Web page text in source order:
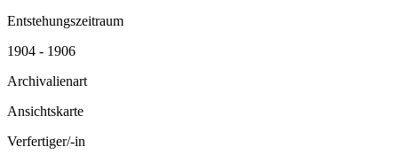
Entstehungszeitraum
1904 - 1906
Archivalienart
Ansichtskarte
Verfertiger/-in